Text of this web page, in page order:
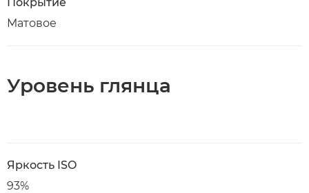
Матовое
Уровень глянца
Яркость ISO
93%